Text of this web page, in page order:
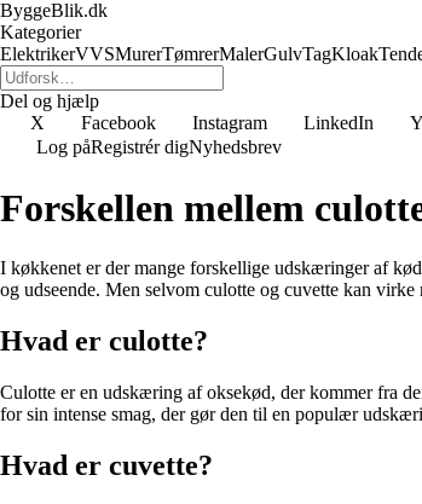
ByggeBlik.dk
Kategorier
ElektrikerVVSMurerTømrerMalerGulvTagKloak
Del og hjælp
X
Facebook Instagram LinkedIn
Log påRegistrér digNyhedsbrev
Forskellen mellem
I køkkenet er der mange forskellige udskæringer af
og udseende. Men selvom culotte og cuvette kan
Hvad er culotte?
Culotte er en udskæring af oksekød, der kommer fra
for sin intense smag, der gør den til en populær
Hvad er cuvette?